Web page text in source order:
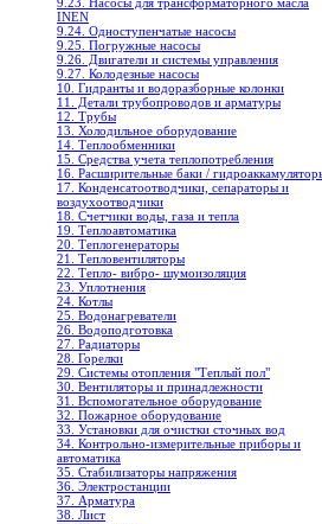
INEN
9.24. Одноступенчатые насосы
9.25. Погружные насосы
9.26. Двигатели и системы управления
9.27. Колодезные насосы
10. Гидранты и водоразборные колонки
11. Детали трубопроводов и арматуры
12. Трубы
13. Холодильное oборудование
14. Теплообменники
15. Средства учета теплопотребления
16. Расширительные баки /
17. Конденсатоотводчики, сепараторы и
воздухоотводчики
18. Счетчики воды, газа и тепла
19. Теплоавтоматика
20. Теплогенераторы
21. Тепловентиляторы
22. Тепло- вибро- шумоизоляция
23. Уплотнения
24. Котлы
25. Водонагреватели
26. Водоподготовка
27. Радиаторы
28. Горелки
29. Системы отопления "Теплый пол"
30. Вентиляторы и принадлежности
31. Вспомогательное оборудование
32. Пожарное оборудование
33. Установки для очистки сточных вод
34. Контрольно-измерительные приборы и
автоматика
35. Стабилизаторы напряжения
36. Электростанции
37. Арматура
38. Лист